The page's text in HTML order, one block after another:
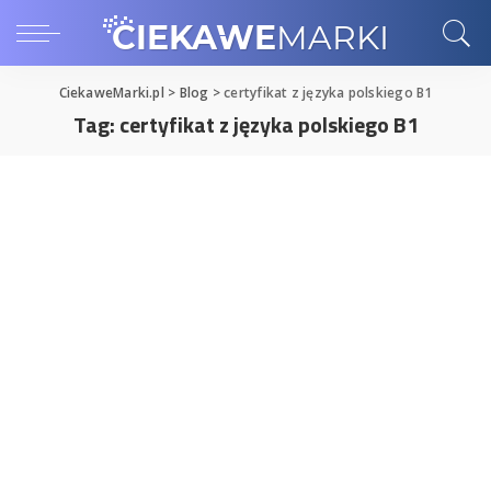
CiekaweMarki.pl > Blog >certyfikat z języka polskiego B1
Tag:certyfikat z języka polskiego B1